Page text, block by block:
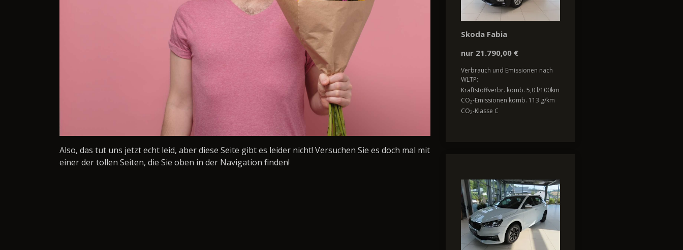
Also, das tut uns jetzt echt leid, aber diese Seite gibt es leider nicht! Versuchen Sie es doch mal mit
einer der tollen Seiten, die Sie oben in der Navigation finden!
Skoda Fabia
nur 21.790,00 €
Verbrauch und Emissionen nach
WLTP:
Kraftstoffverbr. komb. 5,0 l/100km
CO2-Emissionen komb. 113 g/km
CO2-Klasse C